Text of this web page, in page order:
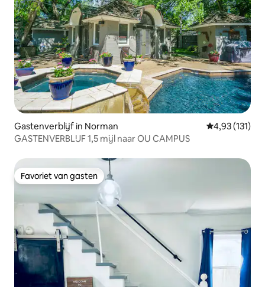
Gastenverblijf in Norman Gemiddelde
4,93 (131)
GASTENVERBLIJF 1,5 mijl naar OU CAMPUS
Favoriet van gasten
Favoriet van gasten